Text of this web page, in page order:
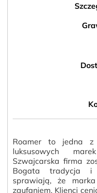
Roamer to jedna z
luksusowych
Szwajcarska firma
Bogata tradycja i
sprawiają, że
zaufaniem. Klienci